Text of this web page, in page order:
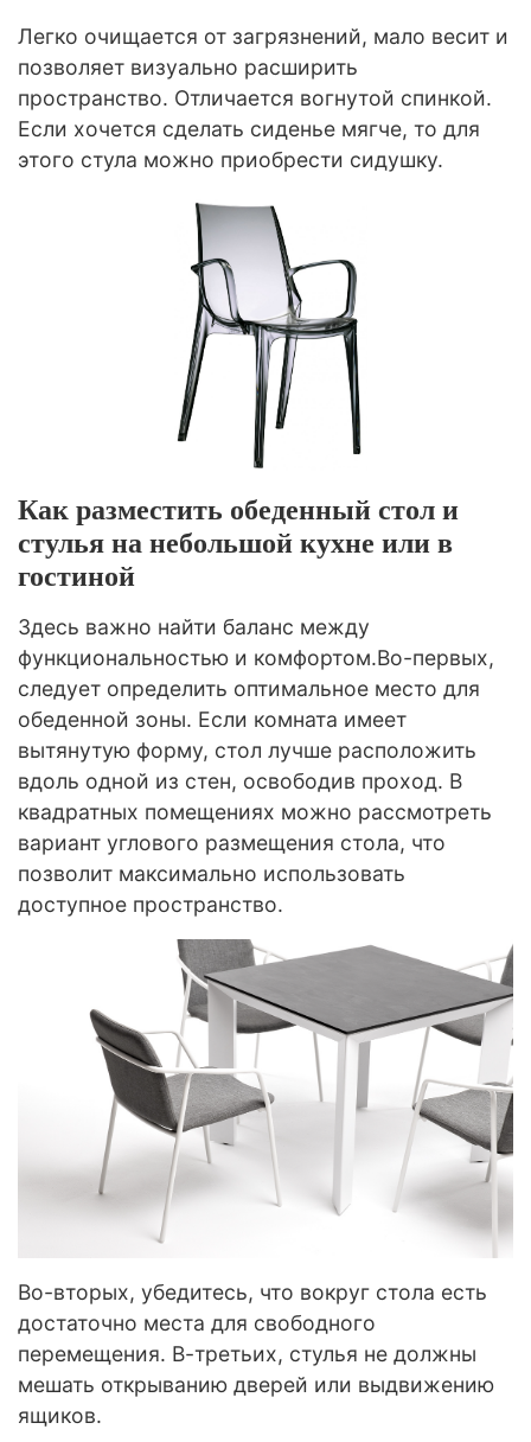
Легко очищается от загрязнений, мало весит и
позволяет визуально расширить
пространство. Отличается вогнутой спинкой.
Если хочется сделать сиденье мягче, то для
этого стула можно приобрести сидушку.
Как разместить обеденный стол и
стулья на небольшой кухне или в
гостиной
Здесь важно найти баланс между
функциональностью и комфортом.Во-первых,
следует определить оптимальное место для
обеденной зоны. Если комната имеет
вытянутую форму, стол лучше расположить
вдоль одной из стен, освободив проход. В
квадратных помещениях можно рассмотреть
вариант углового размещения стола, что
позволит максимально использовать
доступное пространство.
Во-вторых, убедитесь, что вокруг стола есть
достаточно места для свободного
перемещения. В-третьих, стулья не должны
мешать открыванию дверей или выдвижению
ящиков.